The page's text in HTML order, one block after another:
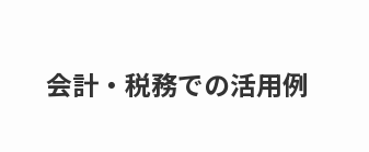
会計・税務での活用例